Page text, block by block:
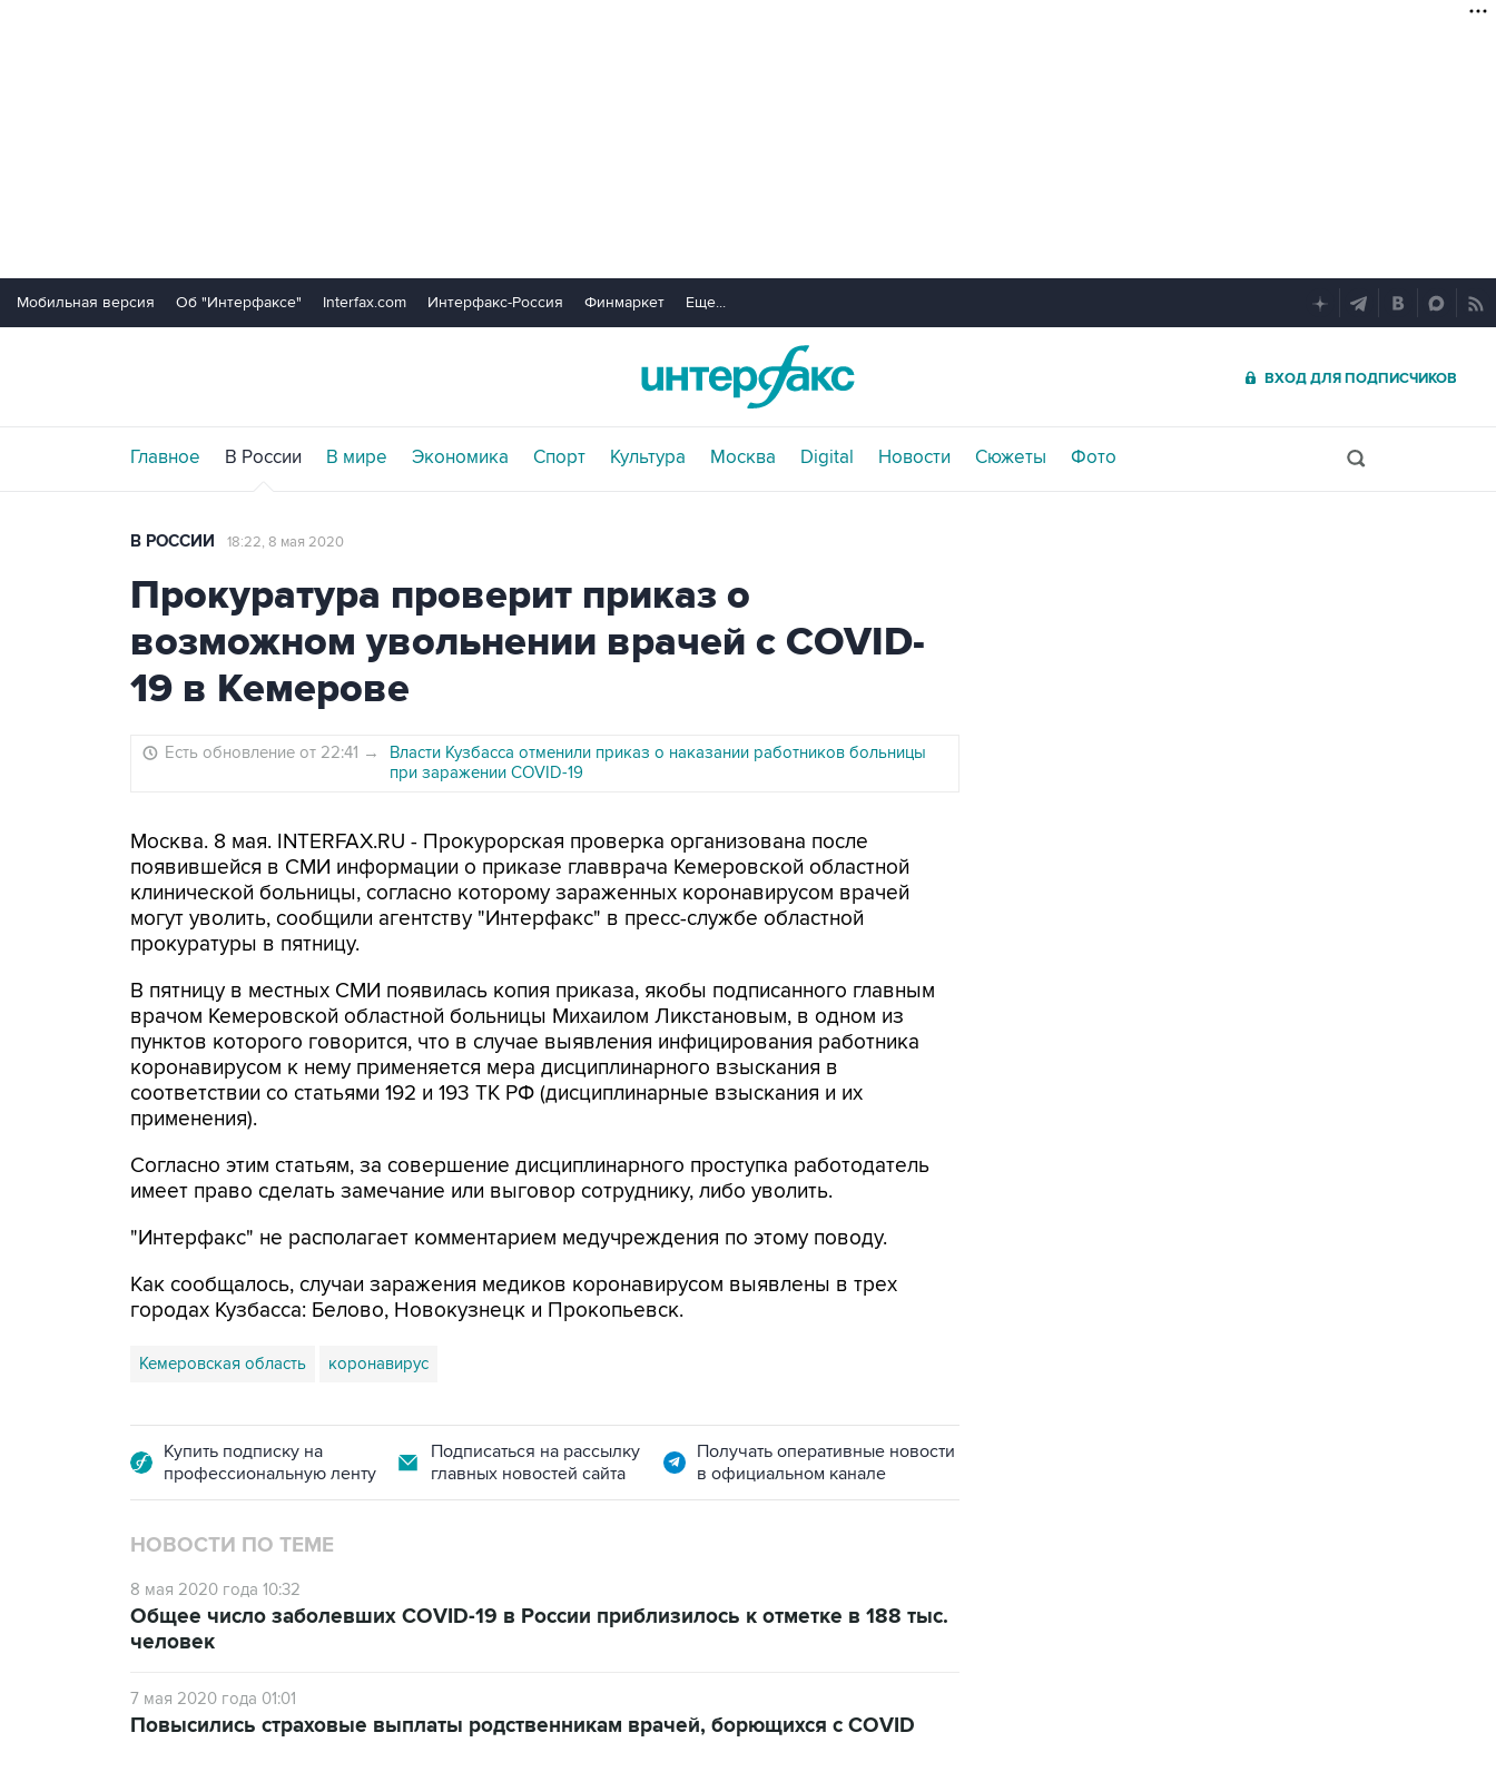
Мобильная версия Об "Интерфаксе" Interfax.com Интерфакс-Россия Финмаркет Еще...
ВХОД ДЛЯ ПОДПИСЧИКОВ
Главное В России В мире Экономика Спорт Культура Москва Digital Новости Сюжеты Фото
В РОССИИ 18:22, 8 мая 2020
Прокуратура проверит приказ о
возможном увольнении врачей с COVID-
19 в Кемерове
Есть обновление от 22:41 →
Власти Кузбасса отменили приказ о наказании работников больницы
при заражении COVID-19
Москва. 8 мая. INTERFAX.RU - Прокурорская проверка организована после
появившейся в СМИ информации о приказе главврача Кемеровской областной
клинической больницы, согласно которому зараженных коронавирусом врачей
могут уволить, сообщили агентству "Интерфакс" в пресс-службе областной
прокуратуры в пятницу.
В пятницу в местных СМИ появилась копия приказа, якобы подписанного главным
врачом Кемеровской областной больницы Михаилом Ликстановым, в одном из
пунктов которого говорится, что в случае выявления инфицирования работника
коронавирусом к нему применяется мера дисциплинарного взыскания в
соответствии со статьями 192 и 193 ТК РФ (дисциплинарные взыскания и их
применения).
Согласно этим статьям, за совершение дисциплинарного проступка работодатель
имеет право сделать замечание или выговор сотруднику, либо уволить.
"Интерфакс" не располагает комментарием медучреждения по этому поводу.
Как сообщалось, случаи заражения медиков коронавирусом выявлены в трех
городах Кузбасса: Белово, Новокузнецк и Прокопьевск.
Кемеровская область коронавирус
Купить подписку на
профессиональную ленту
Подписаться на рассылку
главных новостей сайта
Получать оперативные новости
в официальном канале
НОВОСТИ ПО ТЕМЕ
8 мая 2020 года 10:32
Общее число заболевших COVID-19 в России приблизилось к отметке в 188 тыс.
человек
7 мая 2020 года 01:01
Повысились страховые выплаты родственникам врачей, борющихся с COVID